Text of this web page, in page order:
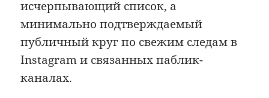
исчерпывающий список, а
минимально подтверждаемый
публичный круг по свежим следам в
Instagram и связанных паблик-
каналах.